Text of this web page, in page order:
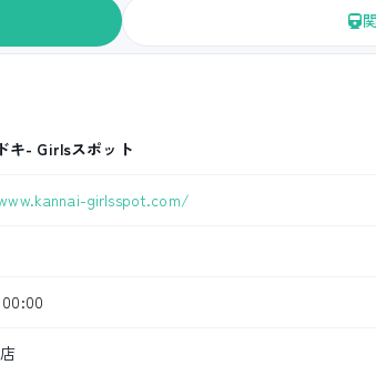
キ- Girlsスポット
girlsspot.com/